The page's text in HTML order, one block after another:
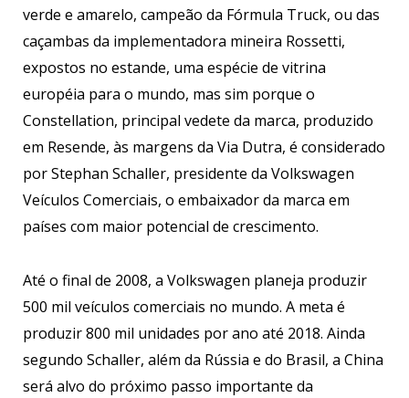
verde e amarelo, campeão da Fórmula Truck, ou das
caçambas da implementadora mineira Rossetti,
expostos no estande, uma espécie de vitrina
européia para o mundo, mas sim porque o
Constellation, principal vedete da marca, produzido
em Resende, às margens da Via Dutra, é considerado
por Stephan Schaller, presidente da Volkswagen
Veículos Comerciais, o embaixador da marca em
países com maior potencial de crescimento.
Até o final de 2008, a Volkswagen planeja produzir
500 mil veículos comerciais no mundo. A meta é
produzir 800 mil unidades por ano até 2018. Ainda
segundo Schaller, além da Rússia e do Brasil, a China
será alvo do próximo passo importante da